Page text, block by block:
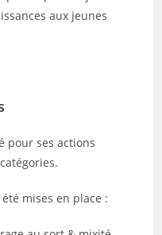
aux jeunes
pour ses actions
mises en place :